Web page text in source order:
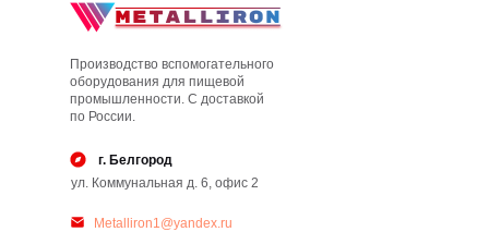
Производство вспомогательного
оборудования для пищевой
промышленности. С доставкой
по России.
г. Белгород
ул. Коммунальная д. 6, офис 2
Metalliron1@yandex.ru